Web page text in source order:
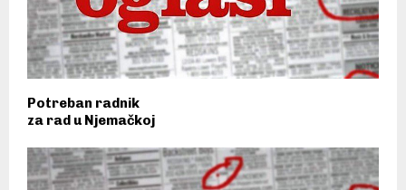
Potreban radnik
za rad u Njemačkoj